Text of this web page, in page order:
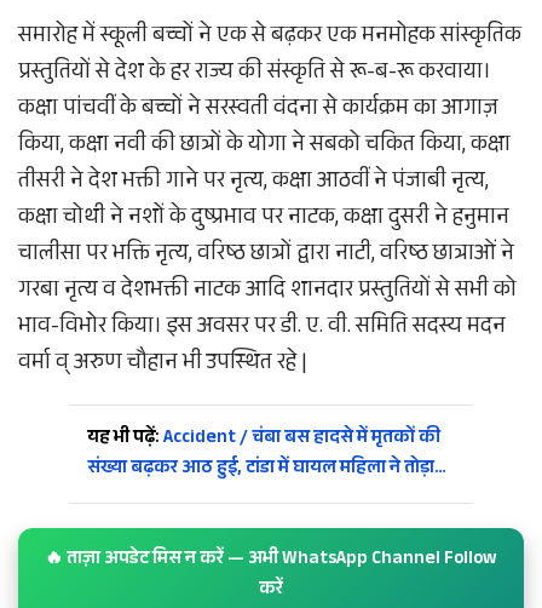
समारोह में स्कूली बच्चों ने एक से बढ़कर एक मनमोहक सांस्कृतिक
प्रस्तुतियों से देश के हर राज्य की संस्कृति से रू-ब-रू करवाया।
कक्षा पांचवीं के बच्चों ने सरस्वती वंदना से कार्यक्रम का आगाज़
किया, कक्षा नवी की छात्रों के योगा ने सबको चकित किया, कक्षा
तीसरी ने देश भक्ती गाने पर नृत्य, कक्षा आठवीं ने पंजाबी नृत्य,
कक्षा चोथी ने नशों के दुष्प्रभाव पर नाटक, कक्षा दुसरी ने हनुमान
चालीसा पर भक्ति नृत्य, वरिष्ठ छात्रों द्वारा नाटी, वरिष्ठ छात्राओं ने
गरबा नृत्य व देशभक्ती नाटक आदि शानदार प्रस्तुतियों से सभी को
भाव-विभोर किया। इस अवसर पर डी. ए. वी. समिति सदस्य मदन
वर्मा व् अरुण चौहान भी उपस्थित रहे |
यह भी पढ़ें:Accident / चंबा बस हादसे में मृतकों की
संख्या बढ़कर आठ हुई, टांडा में घायल महिला ने तोड़ा…
🔥 ताज़ा अपडेट मिस न करें — अभी WhatsApp Channel Follow
करें